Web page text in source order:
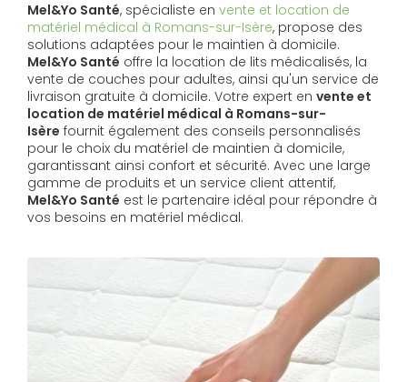
Mel&Yo Santé, spécialiste en vente et location de
matériel médical à Romans-sur-Isère, propose des
solutions adaptées pour le maintien à domicile.
Mel&Yo Santé offre la location de lits médicalisés, la
vente de couches pour adultes, ainsi qu'un service de
livraison gratuite à domicile. Votre expert en vente et
location de matériel médical à Romans-sur-
Isère fournit également des conseils personnalisés
pour le choix du matériel de maintien à domicile,
garantissant ainsi confort et sécurité. Avec une large
gamme de produits et un service client attentif,
Mel&Yo Santé est le partenaire idéal pour répondre à
vos besoins en matériel médical.